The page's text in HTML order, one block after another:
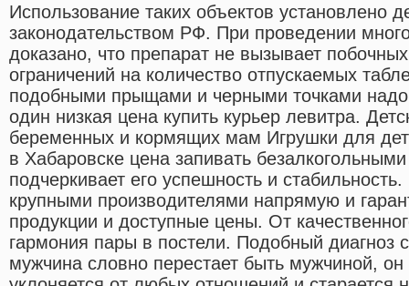
Использование таких объектов установлено
законодательством РФ. При проведении
доказано, что препарат не вызывает
ограничений на количество отпускаемых
подобными прыщами и черными точками надо
один низкая цена купить курьер левитра.
беременных и кормящих мам Игрушки для
в Хабаровске цена запивать
подчеркивает его успешность и
крупными производителями напрямую и
продукции и доступные цены. От
гармония пары в постели. Подобный диагноз
мужчина словно перестает быть мужчиной,